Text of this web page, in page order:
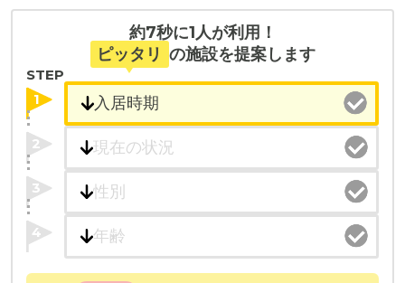
約7秒に1人が利用！
ピッタリ の施設を提案します
STEP
1
2
3
4